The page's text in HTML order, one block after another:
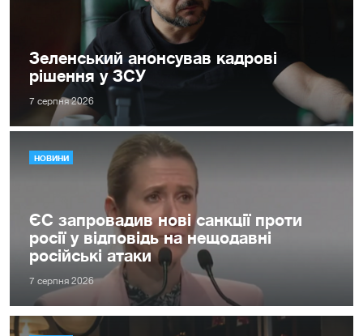
Зеленський анонсував кадрові
рішення у ЗСУ
7 серпня 2026
НОВИНИ
ЄС запровадив нові санкції проти
росії у відповідь на нещодавні
російські атаки
7 серпня 2026